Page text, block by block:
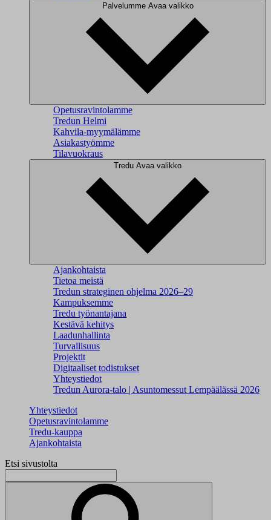
Palvelumme Avaa valikko
Opetusravintolamme
Tredun Helmi
Kahvila-myymälämme
Asiakastyömme
Tilavuokraus
Tredu Avaa valikko
Ajankohtaista
Tietoa meistä
Tredun strateginen ohjelma 2026–29
Kampuksemme
Tredu työnantajana
Kestävä kehitys
Laadunhallinta
Turvallisuus
Projektit
Digitaaliset todistukset
Yhteystiedot
Tredun Aurora-talo | Asuntomessut Lempäälässä 2026
Yhteystiedot
Opetusravintolamme
Tredu-kauppa
Ajankohtaista
Etsi sivustolta